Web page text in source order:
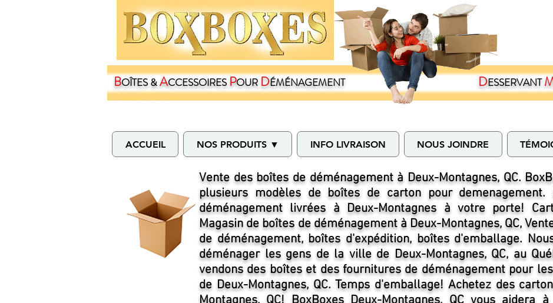
BOÎTES &ACCESSOIRESPOUR DÉMÉNAGEMENT DESSERVANT
ACCUEIL NOS PRODUITS ▼ INFO LIVRAISON NOUS JOINDRE
Vente des boîtes de déménagement à Deux-Montagnes, QC.
plusieurs modèles de boîtes de carton pour demenagement.
déménagement livrées à Deux-Montagnes à votre porte!
Magasin de boîtes de déménagement à Deux-Montagnes, QC,
de déménagement, boîtes d'expédition, boîtes d'emballage.
déménager les gens de la ville de Deux-Montagnes, QC, au
vendons des boîtes et des fournitures de déménagement pour
de Deux-Montagnes, QC. Temps d'emballage! Achetez des